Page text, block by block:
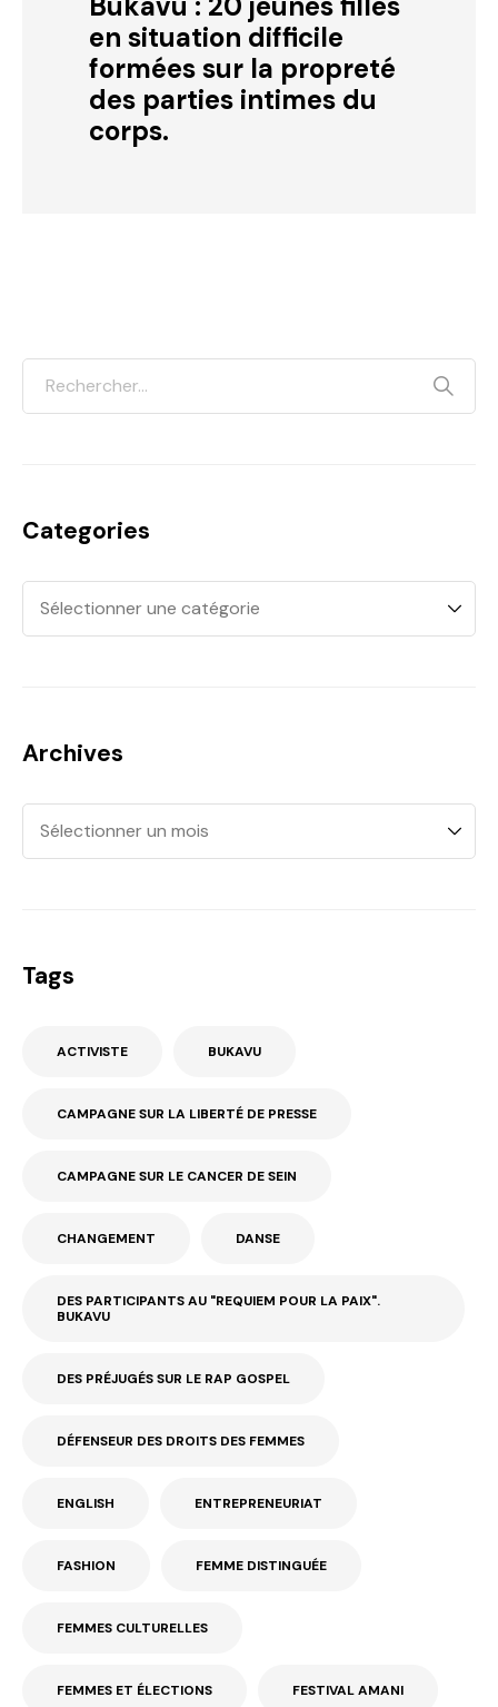
en situation difficile
formées sur la propreté
des parties intimes du
corps.
Categories
Archives
Tags
ACTIVISTE BUKAVU
CAMPAGNE SUR LA LIBERTÉ DE PRESSE
CAMPAGNE SUR LE CANCER DE SEIN
CHANGEMENT DANSE
DES PARTICIPANTS AU "REQUIEM POUR LA PAIX".
BUKAVU
DES PRÉJUGÉS SUR LE RAP GOSPEL
DÉFENSEUR DES DROITS DES FEMMES
ENGLISH ENTREPRENEURIAT
FASHION FEMME DISTINGUÉE
FEMMES CULTURELLES
FEMMES ET ÉLECTIONS FESTIVAL AMANI